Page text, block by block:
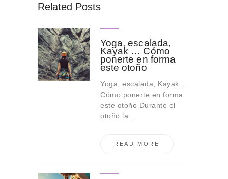
Related Posts
Yoga, escalada,
Kayak … Cómo
ponerte en forma
este otoño
Yoga, escalada, Kayak …
Cómo ponerte en forma
este otoño Durante el
otoño la ...
READ MORE